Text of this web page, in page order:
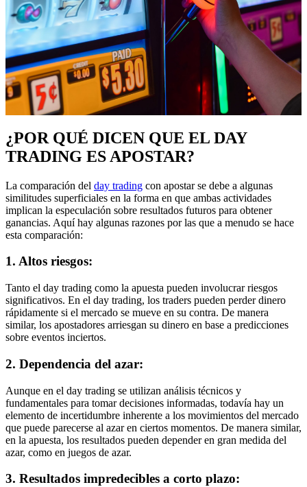
¿POR QUÉ DICEN QUE EL DAY
TRADING ES APOSTAR?
La comparación del day trading con apostar se debe a algunas
similitudes superficiales en la forma en que ambas actividades
implican la especulación sobre resultados futuros para obtener
ganancias. Aquí hay algunas razones por las que a menudo se hace
esta comparación:
1. Altos riesgos:
Tanto el day trading como la apuesta pueden involucrar riesgos
significativos. En el day trading, los traders pueden perder dinero
rápidamente si el mercado se mueve en su contra. De manera
similar, los apostadores arriesgan su dinero en base a predicciones
sobre eventos inciertos.
2. Dependencia del azar:
Aunque en el day trading se utilizan análisis técnicos y
fundamentales para tomar decisiones informadas, todavía hay un
elemento de incertidumbre inherente a los movimientos del mercado
que puede parecerse al azar en ciertos momentos. De manera similar,
en la apuesta, los resultados pueden depender en gran medida del
azar, como en juegos de azar.
3. Resultados impredecibles a corto plazo: